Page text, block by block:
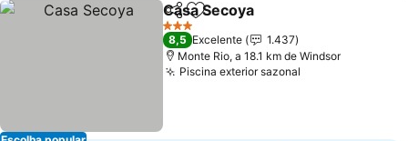
PartilharAdicionar aos favoritos
Casa Secoya
3 Estrelas
8,5 Excelente
1.437
Monte Rio, a 18.1 km de Windsor
Piscina exterior sazonal